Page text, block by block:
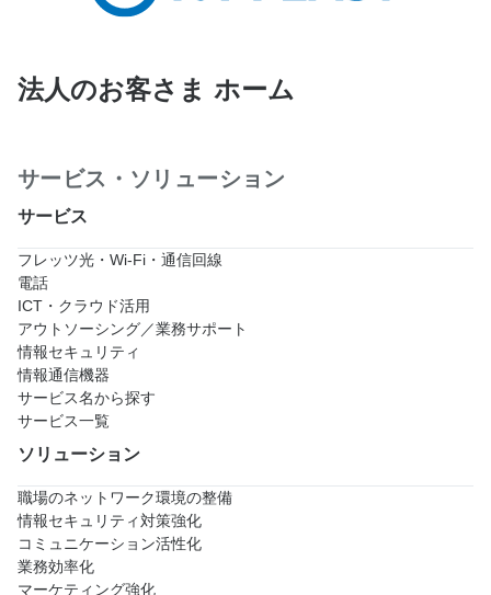
法人のお客さま ホーム
サービス・ソリューション
サービス
フレッツ光・Wi-Fi・通信回線
電話
ICT・クラウド活用
アウトソーシング／業務サポート
情報セキュリティ
情報通信機器
サービス名から探す
サービス一覧
ソリューション
職場のネットワーク環境の整備
情報セキュリティ対策強化
コミュニケーション活性化
業務効率化
マーケティング強化